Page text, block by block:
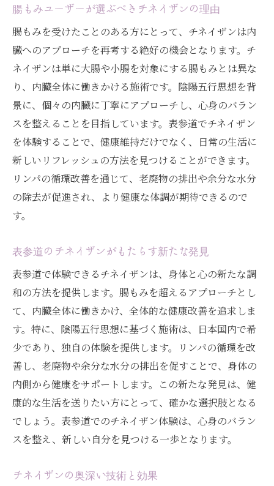
腸もみユーザーが選ぶべきチネイザンの理由
腸もみを受けたことのある方にとって、チネイザンは内
臓へのアプローチを再考する絶好の機会となります。チ
ネイザンは単に大腸や小腸を対象にする腸もみとは異な
り、内臓全体に働きかける施術です。陰陽五行思想を背
景に、個々の内臓に丁寧にアプローチし、心身のバラン
スを整えることを目指しています。表参道でチネイザン
を体験することで、健康維持だけでなく、日常の生活に
新しいリフレッシュの方法を見つけることができます。
リンパの循環改善を通じて、老廃物の排出や余分な水分
の除去が促進され、より健康な体調が期待できるので
す。
表参道のチネイザンがもたらす新たな発見
表参道で体験できるチネイザンは、身体と心の新たな調
和の方法を提供します。腸もみを超えるアプローチとし
て、内臓全体に働きかけ、全体的な健康改善を追求しま
す。特に、陰陽五行思想に基づく施術は、日本国内で希
少であり、独自の体験を提供します。リンパの循環を改
善し、老廃物や余分な水分の排出を促すことで、身体の
内側から健康をサポートします。この新たな発見は、健
康的な生活を送りたい方にとって、確かな選択肢となる
でしょう。表参道でのチネイザン体験は、心身のバラン
スを整え、新しい自分を見つける一歩となります。
チネイザンの奥深い技術と効果